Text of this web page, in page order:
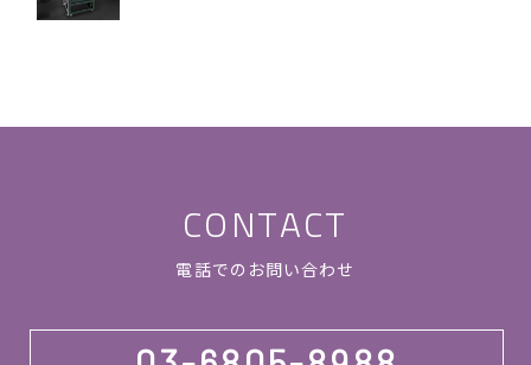
CONTACT
電話でのお問い合わせ